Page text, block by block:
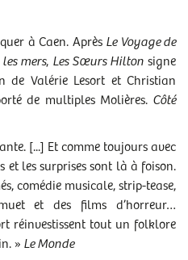
à Caen. Après Le Voyage de
mers, Les Sœurs Hiltonsigne
de Valérie Lesort et Christian
de multiples Molières. Côté
[...] Et comme toujours avec
et les surprises sont là à foison.
comédie musicale, strip-tease,
et des films d’horreur…
réinvestissent tout un folklore
» Le Monde